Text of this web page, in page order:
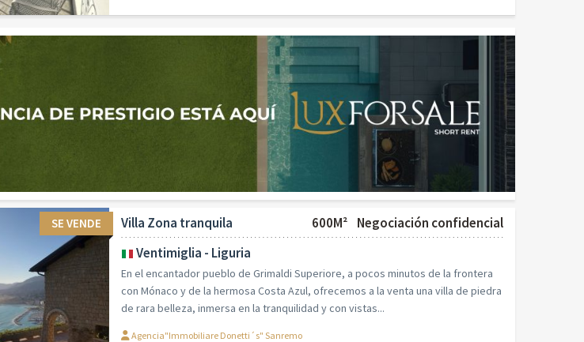
SE VENDE Villa Zona tranquila 600M² Negociación confidencial
Ventimiglia - Liguria
En el encantador pueblo de Grimaldi Superiore, a pocos minutos de la frontera
con Mónaco y de la hermosa Costa Azul, ofrecemos a la venta una villa de piedra
de rara belleza, inmersa en la tranquilidad y con vistas...
Agencia"Immobiliare Donetti´s" Sanremo